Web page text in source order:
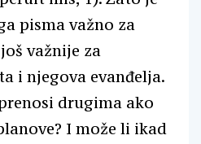
pisma važno za
važnije za
i njegova evanđelja.
drugima ako
I može li ikad